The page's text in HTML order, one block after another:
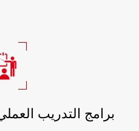
برامج التدريب